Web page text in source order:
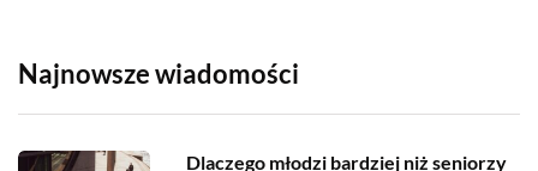
Najnowsze wiadomości
Dlaczego młodzi bardziej niż seniorzy